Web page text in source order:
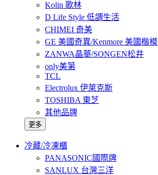
Kolin 歌林
D Life Style 低調生活
CHIMEI 奇美
GE 美國奇異/Kenmore 美國楷模
ZANWA晶華/SONGEN松井
only美第
TCL
Electrolux 伊萊克斯
TOSHIBA 東芝
其他品牌
更多
冷藏/冷凍櫃
PANASONIC國際牌
SANLUX 台灣三洋